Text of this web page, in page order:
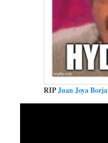
RIPJuan Joya Borja